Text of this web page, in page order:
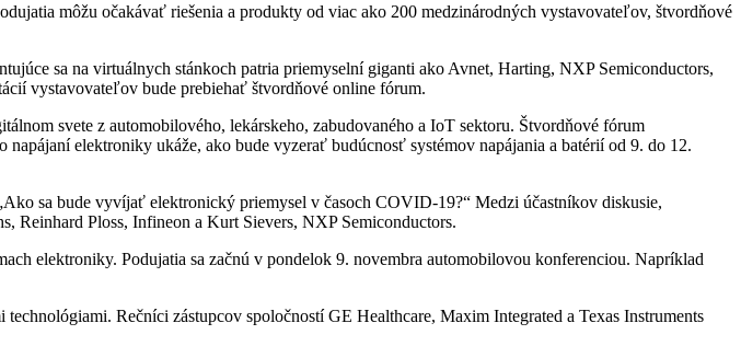
môžu očakávať riešenia a produkty od viac ako 200 medzinárodných vystavovateľov, štvordňové
sa na virtuálnych stánkoch patria priemyselní giganti ako Avnet, Harting, NXP Semiconductors,
vystavovateľov bude prebiehať štvordňové online fórum.
svete z automobilového, ​​lekárskeho, zabudovaného a IoT sektoru. Štvordňové fórum
elektroniky ukáže, ako bude vyzerať budúcnosť systémov napájania a batérií od 9. do 12.
sa bude vyvíjať elektronický priemysel v časoch COVID-19?“ Medzi účastníkov diskusie,
Reinhard Ploss, Infineon a Kurt Sievers, NXP Semiconductors.
elektroniky. Podujatia sa začnú v pondelok 9. novembra automobilovou konferenciou. Napríklad
Rečníci zástupcov spoločností GE Healthcare, Maxim Integrated a Texas Instruments